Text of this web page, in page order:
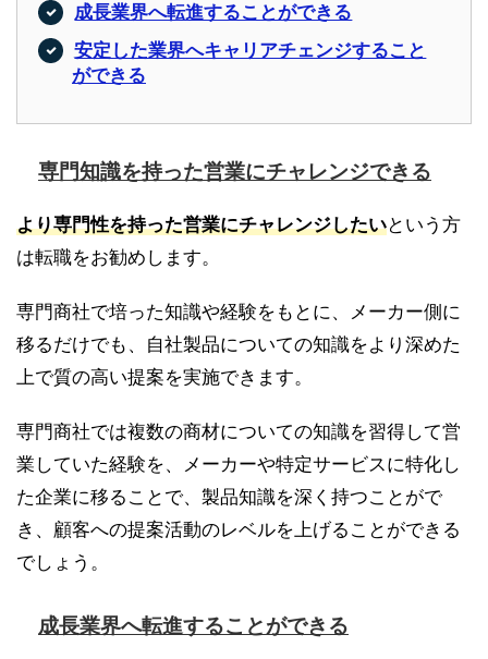
成長業界へ転進することができる
安定した業界へキャリアチェンジすること
ができる
専門知識を持った営業にチャレンジできる
より専門性を持った営業にチャレンジしたいという方
は転職をお勧めします。
専門商社で培った知識や経験をもとに、メーカー側に
移るだけでも、自社製品についての知識をより深めた
上で質の高い提案を実施できます。
専門商社では複数の商材についての知識を習得して営
業していた経験を、メーカーや特定サービスに特化し
た企業に移ることで、製品知識を深く持つことがで
き、顧客への提案活動のレベルを上げることができる
でしょう。
成長業界へ転進することができる